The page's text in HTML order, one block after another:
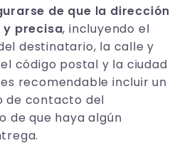
de que la dirección
y precisa, incluyendo el
destinatario, la calle y
código postal y la ciudad
recomendable incluir un
de contacto del
de que haya algún